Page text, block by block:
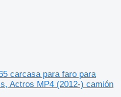
carcasa para faro para
Actros MP4 (2012-) camión